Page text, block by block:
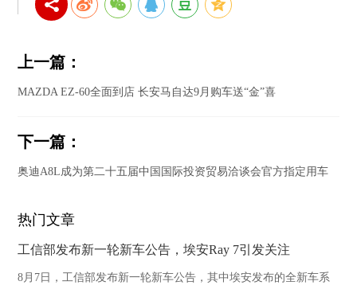
上一篇：
MAZDA EZ-60全面到店 长安马自达9月购车送“金”喜
下一篇：
奥迪A8L成为第二十五届中国国际投资贸易洽谈会官方指定用车
热门文章
工信部发布新一轮新车公告，埃安Ray 7引发关注
8月7日，工信部发布新一轮新车公告，其中埃安发布的全新车系